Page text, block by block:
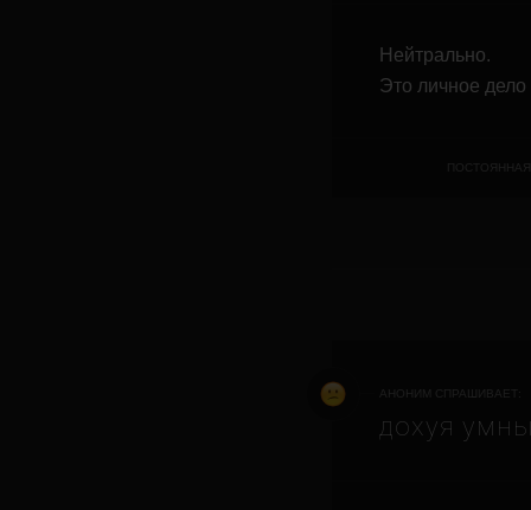
Нейтрально.
Это личное дело
АНОНИМ СПРАШИВАЕТ:
дохуя